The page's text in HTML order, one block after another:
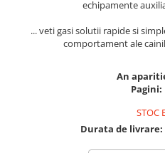
Lecturi Scolare
Ma pregatesc pentru scoala
echipamente
... veti gasi solutii rapide si
comportament ale
An
Pagini:
STOC
Durata de livrare: